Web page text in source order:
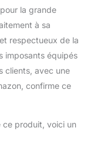
la grande
à sa
respectueux de la
imposants équipés
clients, avec une
confirme ce
ce produit, voici un